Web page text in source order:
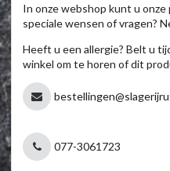
In onze webshop kunt u
speciale wensen of vragen?
Heeft u een allergie? Belt u
winkel om te horen of dit
077-3061723